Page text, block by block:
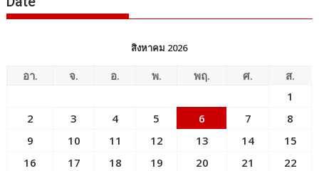
สิงหาคม 2026
อา. จ. อ. พ. พฤ. ศ.
ส.
1
2
3 4 5 6 7
8
9
10 11 12 13 14
15
16
17 18 19 20 21
22